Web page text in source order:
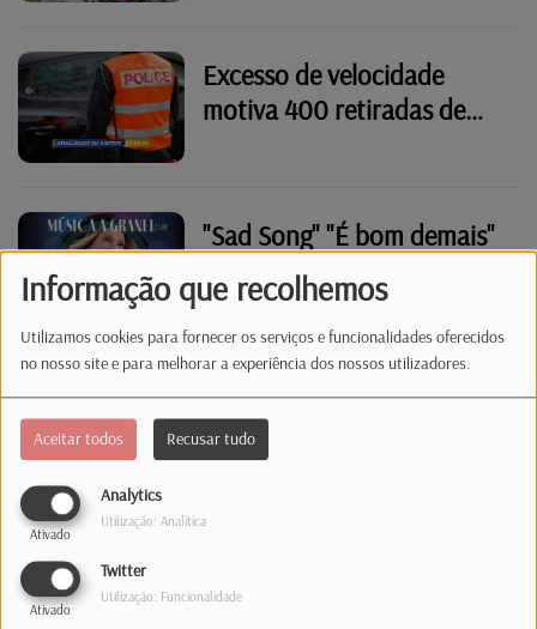
Informação que recolhemos
Utilizamos cookies para fornecer os serviços e funcionalidades oferecidos
no nosso site e para melhorar a experiência dos nossos utilizadores.
Aceitar todos Recusar tudo
Analytics
Ativado
Utilização: Analítica
Twitter
Ativado
Utilização: Funcionalidade
Excesso de velocidade
motiva 400 retiradas de
"Sad Song" "É bom demais"
Xavier Bettel e marido
cantam “J’aime la vie”
seria Ana Paula. Uma